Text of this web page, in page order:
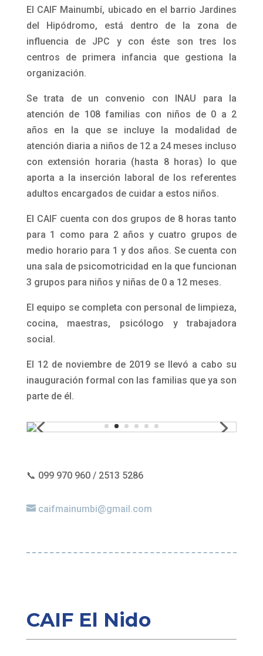
El CAIF Mainumbí, ubicado en el barrio Jardines
del Hipódromo, está dentro de la zona de
influencia de JPC y con éste son tres los
centros de primera infancia que gestiona la
organización.
Se trata de un convenio con INAU para la
atención de 108 familias con niños de 0 a 2
años en la que se incluye la modalidad de
atención diaria a niños de 12 a 24 meses incluso
con extensión horaria (hasta 8 horas) lo que
aporta a la inserción laboral de los referentes
adultos encargados de cuidar a estos niños.
El CAIF cuenta con dos grupos de 8 horas tanto
para 1 como para 2 años y cuatro grupos de
medio horario para 1 y dos años. Se cuenta con
una sala de psicomotricidad en la que funcionan
3 grupos para niños y niñas de 0 a 12 meses.
El equipo se completa con personal de limpieza,
cocina, maestras, psicólogo y trabajadora
social.
El 12 de noviembre de 2019 se llevó a cabo su
inauguración formal con las familias que ya son
parte de él.